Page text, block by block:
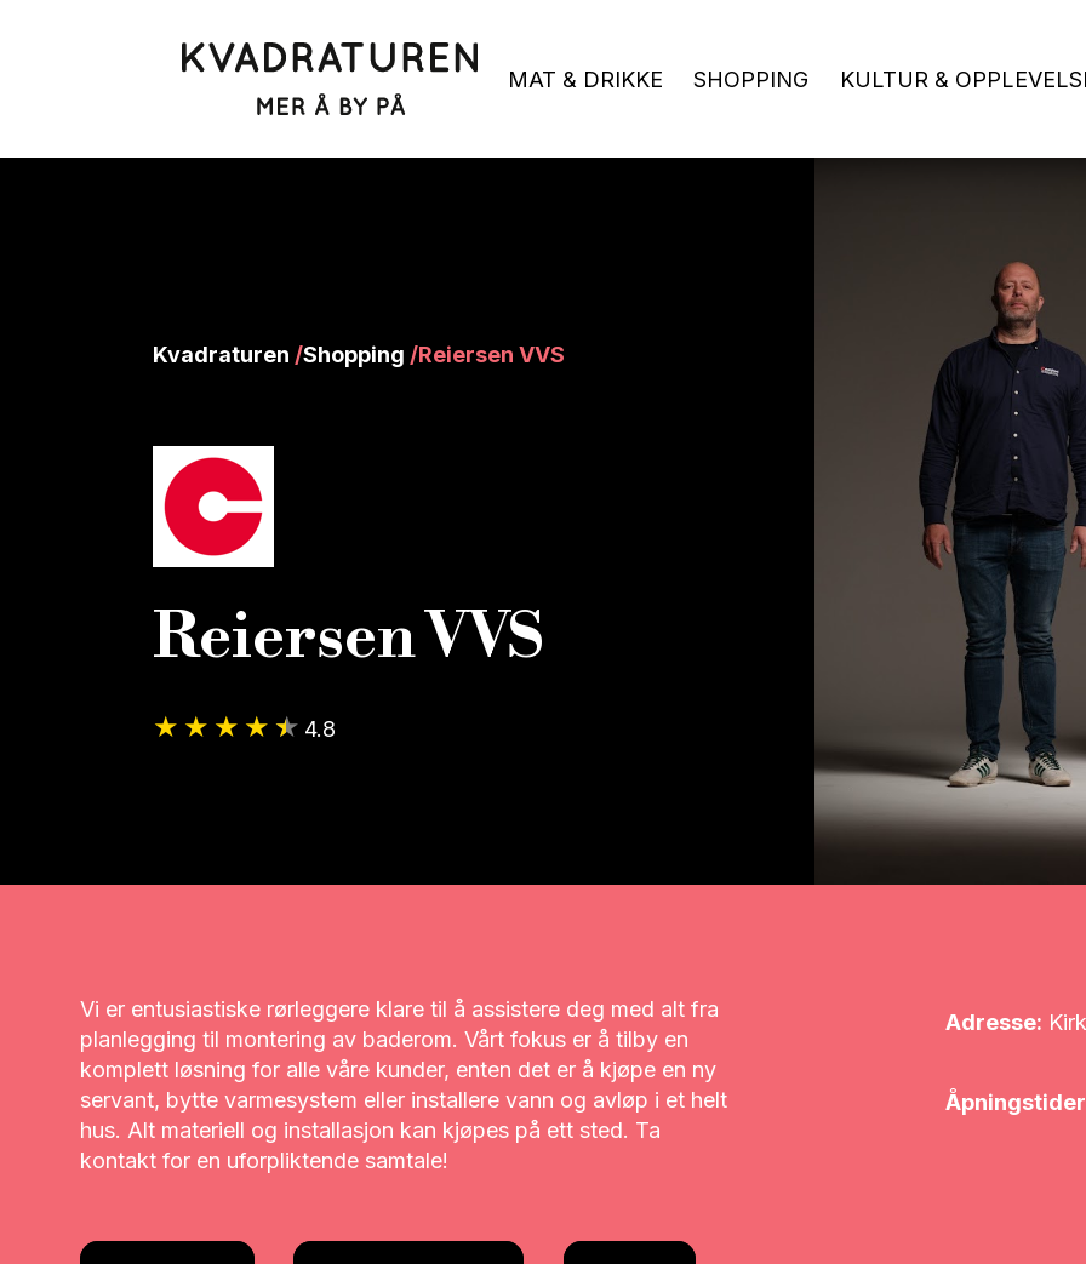
MAT & DRIKKE SHOPPING KULTUR &
Kvadraturen /Shopping /Reiersen VVS
Reiersen VVS
4.8
Vi er entusiastiske rørleggere klare til å assistere deg med alt fra
planlegging til montering av baderom. Vårt fokus er å tilby en
komplett løsning for alle våre kunder, enten det er å kjøpe en ny
servant, bytte varmesystem eller installere vann og avløp i et helt
hus. Alt materiell og installasjon kan kjøpes på ett sted. Ta
kontakt for en uforpliktende samtale!
Adresse: